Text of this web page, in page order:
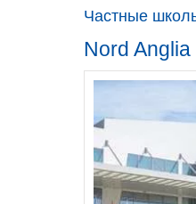
Частные
Nord